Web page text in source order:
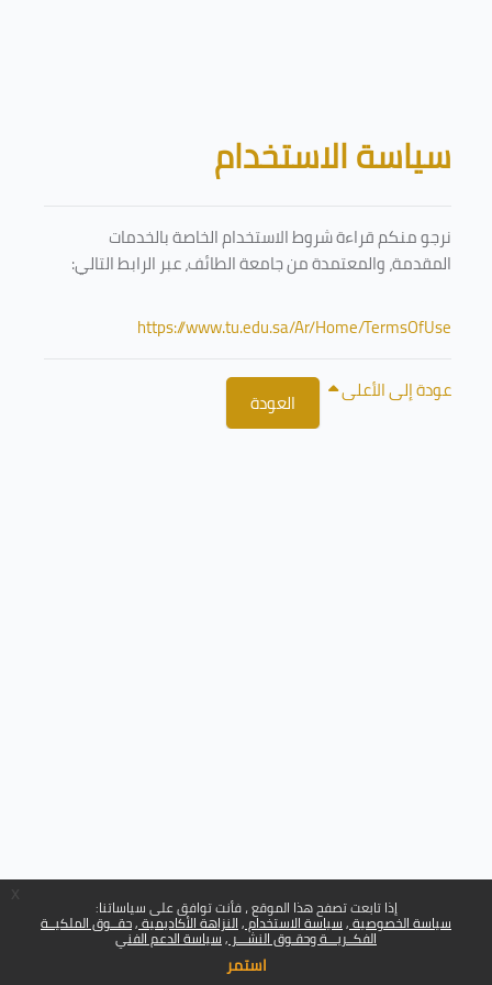
إذا تابعت تصفح هذا الموقع ، فأنت توافق على سياساتنا:
سياسة الخصوصية سياسة الاستخدام النزاهة الأكاديمية حقــوق الملكيــة
الفكــريـــة وحقـوق النشـــر سياسة الدعم الفني
استمر
الكتل
سياسة الاستخدام
نرجو منكم قراءة شروط الاستخدام الخاصة بالخدمات
المقدمة، والمعتمدة من جامعة الطائف، عبر الرابط التالي:
https://www.tu.edu.sa/Ar/Home/TermsOfUse
العودة عودة إلى الأعلى